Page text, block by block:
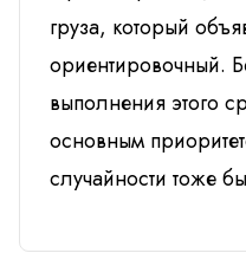
груза, который
ориентировочный.
выполнения этого
основным
случайности тоже